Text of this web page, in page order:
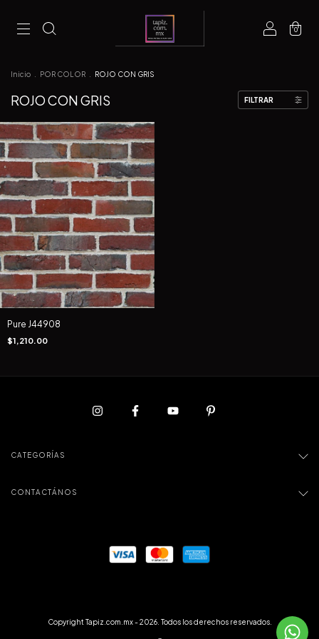
0
Inicio POR COLOR ROJO CON GRIS
ROJO CON GRIS FILTRAR
Pure J44908
$1,210.00
CATEGORÍAS
CONTACTÁNOS
Copyright Tapiz.com.mx - 2026. Todos los derechos reservados.